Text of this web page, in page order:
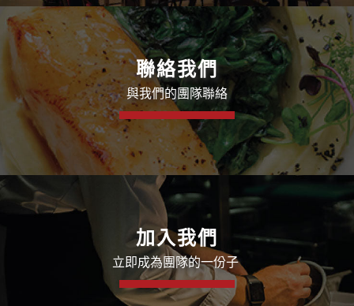
聯絡我們
與我們的團隊聯絡
加入我們
立即成為團隊的一份子